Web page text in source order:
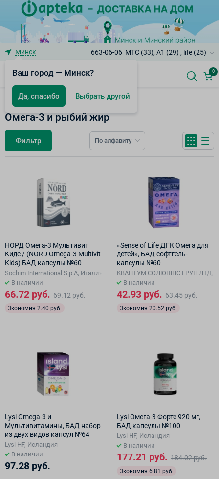
Минск
Ваш город — Минск?
Да, спасибо Выбрать другой
663-06-06 МТС (33), A1 (29) , life (25)
0
БАД к пище
Омега-3 и рыбий жир
Фильтр По алфавиту
НОРД Омега-3 Мультивит
Кидс / (NORD Omega-3 Multivit
Kids) БАД капсулы №60
Sochim International S.р.A, Италия
В наличии
66.72 руб. 69.12 руб.
Экономия 2.40 руб.
«Sense of Life ДГК Омега для
детей», БАД софтгель-
капсулы №60
КВАНТУМ СОЛЮШНС ГРУП ЛТД,
В наличии
42.93 руб. 63.45 руб.
Экономия 20.52 руб.
Lysi Omega-3 и
Мультивитамины, БАД набор
из двух видов капсул №64
Lysi HF, Исландия
В наличии
97.28 руб.
Lysi Oмега-3 Форте 920 мг,
БАД капсулы №100
Lysi HF, Исландия
В наличии
177.21 руб. 184.02 руб.
Экономия 6.81 руб.